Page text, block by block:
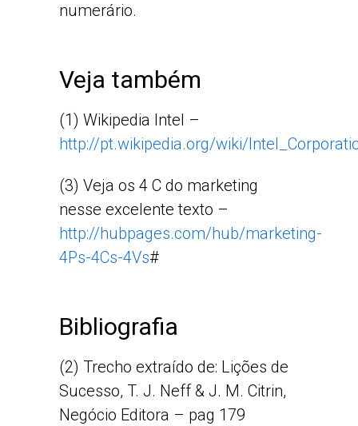
numerário.
Veja também
(1) Wikipedia Intel –
http://pt.wikipedia.org/wiki/
(3) Veja os 4 C do marketing
nesse excelente texto –
http://hubpages.com/hub/marketing-
4Ps-4Cs-4Vs#
Bibliografia
(2) Trecho extraído de: Lições de
Sucesso, T. J. Neff & J. M. Citrin,
Negócio Editora – pag 179